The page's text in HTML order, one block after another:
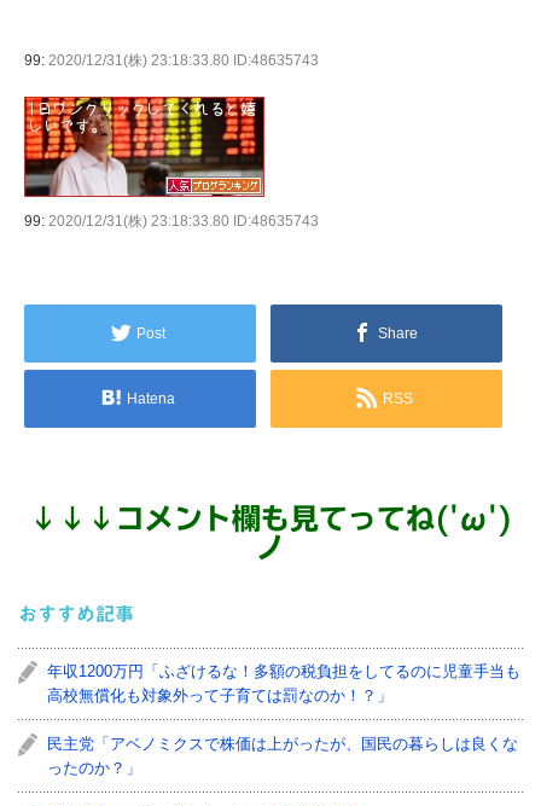
99: 2020/12/31(株) 23:18:33.80 ID:48635743
99: 2020/12/31(株) 23:18:33.80 ID:48635743
Post Share
Hatena RSS
↓ ↓ ↓ コメント欄も見てってね('ω')
ノ
おすすめ記事
年収1200万円「ふざけるな！多額の税負担をしてるのに児童手当も
高校無償化も対象外って子育ては罰なのか！？」
民主党「アベノミクスで株価は上がったが、国民の暮らしは良くな
ったのか？」